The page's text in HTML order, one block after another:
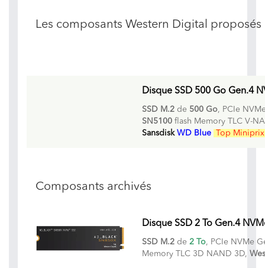
Les composants Western Digital
Disque SSD 500 Go Gen.4
SSD M.2 de 500 Go, PCIe
SN5100 flash Memory TLC V-
Sansdisk WD Blue Top
Composants archivés
Disque SSD 2 To Gen.4
SSD M.2 de 2 To, PCIe NVMe
Memory TLC 3D NAND 3D,